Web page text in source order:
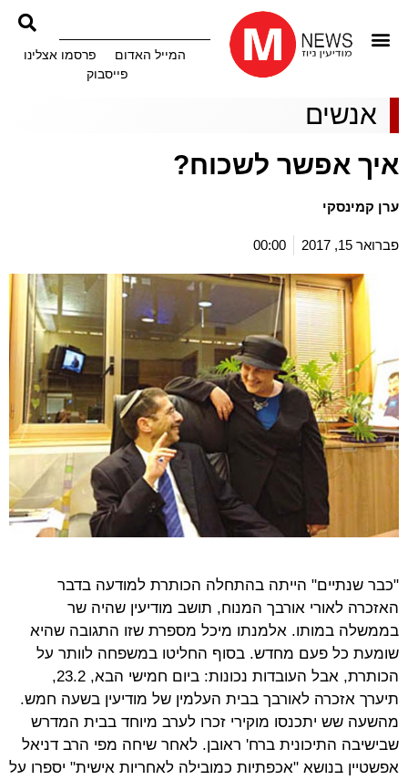
המייל האדום
פרסמו אצלינו
פייסבוק
אנשים
איך אפשר לשכוח?
ערן קמינסקי
פברואר 15, 2017 00:00
"כבר שנתיים" הייתה בהתחלה הכותרת למודעה בדבר
האזכרה לאורי אורבך המנוח, תושב מודיעין שהיה שר
בממשלה במותו. אלמנתו מיכל מספרת שזו התגובה שהיא
שומעת כל פעם מחדש. בסוף החליטו במשפחה לוותר על
הכותרת, אבל העובדות נכונות: ביום חמישי הבא, 23.2,
תיערך אזכרה לאורבך בבית העלמין של מודיעין בשעה חמש.
מהשעה שש יתכנסו מוקירי זכרו לערב מיוחד בבית המדרש
שבישיבה התיכונית ברח' ראובן. לאחר שיחה מפי הרב דניאל
אפשטיין בנושא "אכפתיות כמובילה לאחריות אישית" יספרו על